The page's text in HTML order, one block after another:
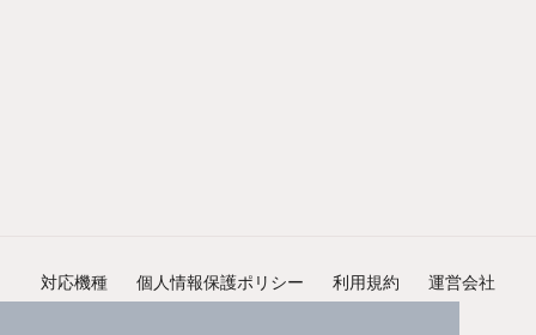
対応機種 個人情報保護ポリシー 利用規約 運営会社